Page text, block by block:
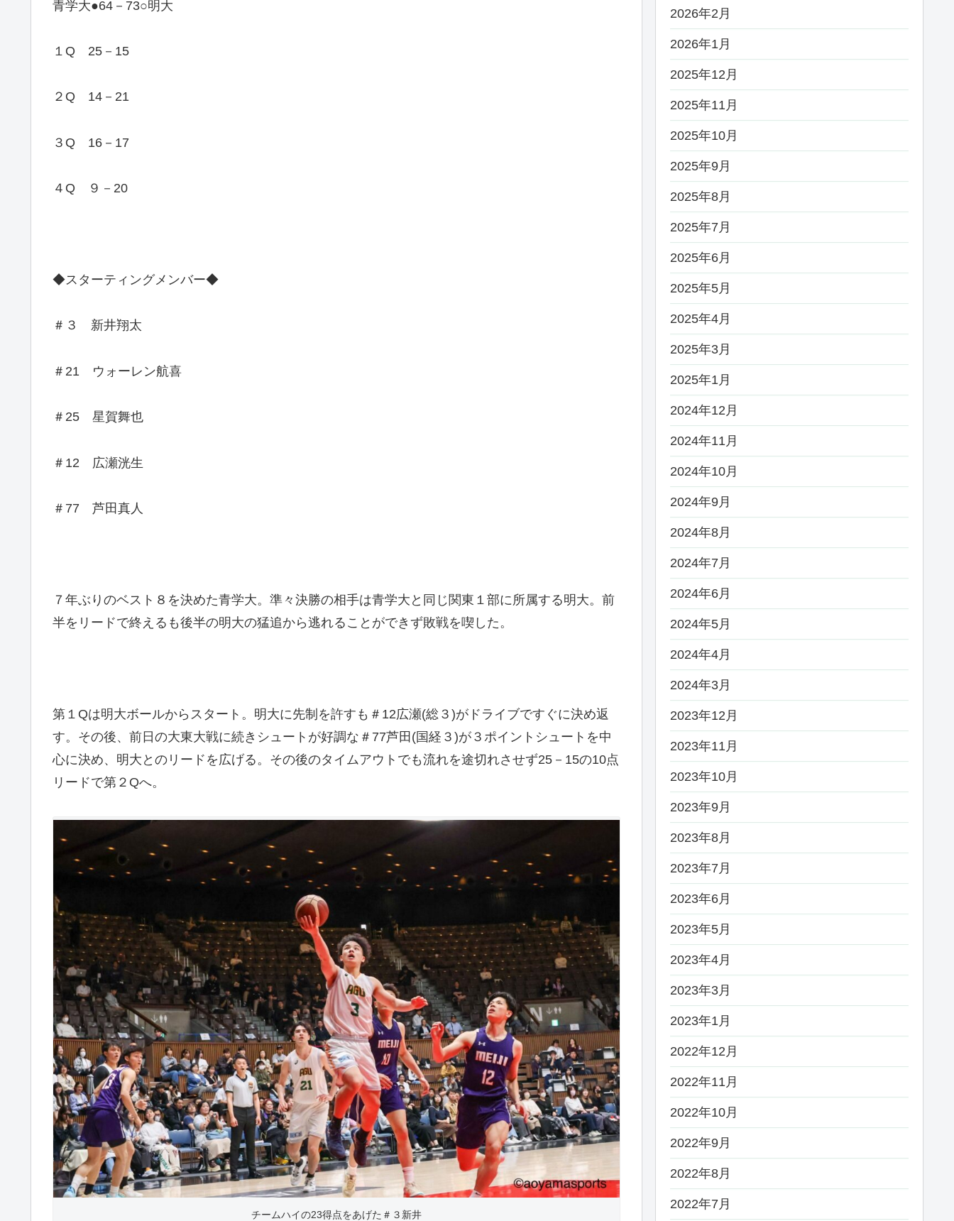
青学大●64－73○明大
１Q 25－15
２Q 14－21
３Q 16－17
４Q ９－20
◆スターティングメンバー◆
＃３ 新井翔太
＃21 ウォーレン航喜
＃25 星賀舞也
＃12 広瀬洸生
＃77 芦田真人
７年ぶりのベスト８を決めた青学大。準々決勝の相手は青学大と同じ関東１部に所属する明大。前
半をリードで終えるも後半の明大の猛追から逃れることができず敗戦を喫した。
第１Qは明大ボールからスタート。明大に先制を許すも＃12広瀬(総３)がドライブですぐに決め返
す。その後、前日の大東大戦に続きシュートが好調な＃77芦田(国経３)が３ポイントシュートを中
心に決め、明大とのリードを広げる。その後のタイムアウトでも流れを途切れさせず25－15の10点
リードで第２Qへ。
チームハイの23得点をあげた＃３新井
2026年2月
2026年1月
2025年12月
2025年11月
2025年10月
2025年9月
2025年8月
2025年7月
2025年6月
2025年5月
2025年4月
2025年3月
2025年1月
2024年12月
2024年11月
2024年10月
2024年9月
2024年8月
2024年7月
2024年6月
2024年5月
2024年4月
2024年3月
2023年12月
2023年11月
2023年10月
2023年9月
2023年8月
2023年7月
2023年6月
2023年5月
2023年4月
2023年3月
2023年1月
2022年12月
2022年11月
2022年10月
2022年9月
2022年8月
2022年7月